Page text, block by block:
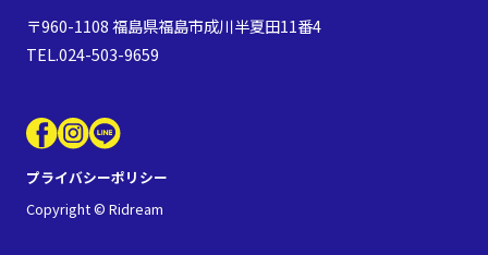
〒960-1108 福島県福島市成川半夏田11番4
TEL.024-503-9659
プライバシーポリシー
Copyright © Ridream